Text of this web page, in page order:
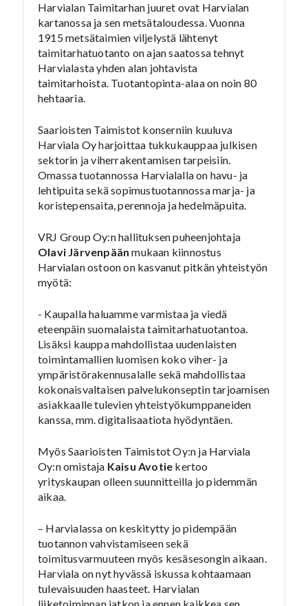
Harvialan Taimitarhan juuret ovat Harvialan
kartanossa ja sen metsätaloudessa. Vuonna
1915 metsätaimien viljelystä lähtenyt
taimitarhatuotanto on ajan saatossa tehnyt
Harvialasta yhden alan johtavista
taimitarhoista. Tuotantopinta-alaa on noin 80
hehtaaria.
Saarioisten Taimistot konserniin kuuluva
Harviala Oy harjoittaa tukkukauppaa julkisen
sektorin ja viherrakentamisen tarpeisiin.
Omassa tuotannossa Harvialalla on havu- ja
lehtipuita sekä sopimustuotannossa marja- ja
koristepensaita, perennoja ja hedelmäpuita.
VRJ Group Oy:n hallituksen puheenjohtaja
Olavi Järvenpään mukaan kiinnostus
Harvialan ostoon on kasvanut pitkän yhteistyön
myötä:
­- Kaupalla haluamme varmistaa ja viedä
eteenpäin suomalaista taimitarhatuotantoa.
Lisäksi kauppa mahdollistaa uudenlaisten
toimintamallien luomisen koko viher- ja
ympäristörakennusalalle sekä mahdollistaa
kokonaisvaltaisen palvelukonseptin tarjoamisen
asiakkaalle tulevien yhteistyökumppaneiden
kanssa, mm. digitalisaatiota hyödyntäen.
Myös Saarioisten Taimistot Oy:n ja Harviala
Oy:n omistaja Kaisu Avotie kertoo
yrityskaupan olleen suunnitteilla jo pidemmän
aikaa.
– Harvialassa on keskitytty jo pidempään
tuotannon vahvistamiseen sekä
toimitusvarmuuteen myös kesäsesongin aikaan.
Harviala on nyt hyvässä iskussa kohtaamaan
tulevaisuuden haasteet. Harvialan